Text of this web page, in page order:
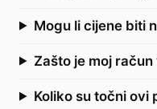
Mogu li cijene biti
Zašto je moj
Koliko su točni ovi